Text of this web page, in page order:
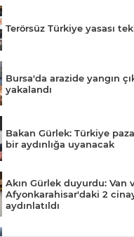
Terörsüz Türkiye yasası
Bursa'da arazide yangın
yakalandı
Bakan Gürlek: Türkiye
bir aydınlığa uyanacak
Akın Gürlek duyurdu: Van
Afyonkarahisar'daki 2
aydınlatıldı